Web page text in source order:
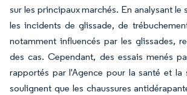
sur les principaux marchés. En analysant le
les incidents de glissade, de
notamment influencés par les glissades,
des cas. Cependant, des essais menés
rapportés par l'Agence pour la santé et la
soulignent que les chaussures